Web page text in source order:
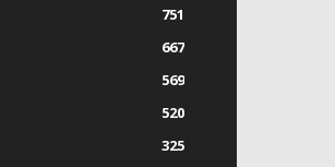
751
667
569
520
325